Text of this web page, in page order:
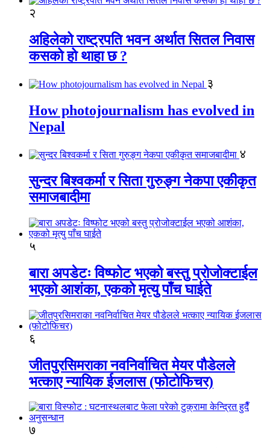
२
अहिलेको राष्ट्रपति भवन अर्थात सितल निवास
कसको हो थाहा छ ?
३
How photojournalism has evolved in
Nepal
४
सुन्दर बिश्वकर्मा र सिता गुरुङ्ग नेकपा एकीकृत
समाजबादीमा
५
बारा अपडेटः विष्फोट भएको बस्तु प्रोजोक्टाईल
भएको आशंका, एकको मृत्यु पाँच घाईते
६
जीतपुरसिमराका नवनिर्वाचित मेयर पौडेलले
भत्काए न्यायिक ईजलास (फोटोफिचर)
७